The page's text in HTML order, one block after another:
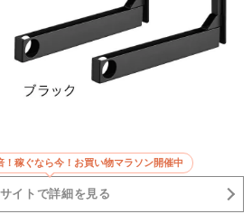
！稼ぐなら今！お買い物マラソン開催中
イトで詳細を見る